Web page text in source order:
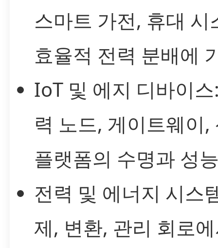
스마트 가전, 휴대 시
효율적 전력 분배에
IoT 및 에지 디바이
력 노드, 게이트웨이,
플랫폼의 수명과 성
전력 및 에너지 시스
제, 변환, 관리 회로